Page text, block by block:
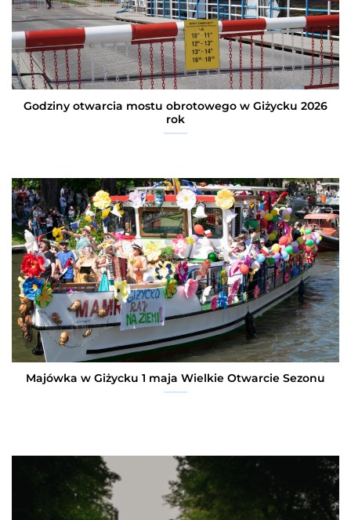
Godziny otwarcia mostu obrotowego w Giżycku 2026
rok
Majówka w Giżycku 1 maja Wielkie Otwarcie Sezonu